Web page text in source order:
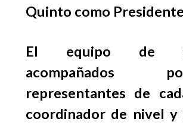
Quinto como
El equipo de
representantes de
coordinador de nivel y